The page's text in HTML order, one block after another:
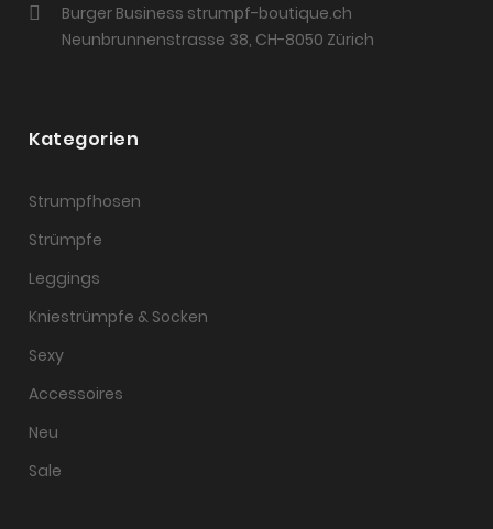
Burger Business strumpf-boutique.ch
Neunbrunnenstrasse 38, CH-8050 Zürich
Kategorien
Strumpfhosen
Strümpfe
Leggings
Kniestrümpfe & Socken
Sexy
Accessoires
Neu
Sale